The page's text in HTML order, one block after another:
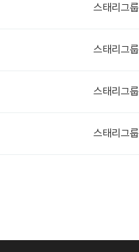
스태리그룹
스태리그룹
스태리그룹
스태리그룹